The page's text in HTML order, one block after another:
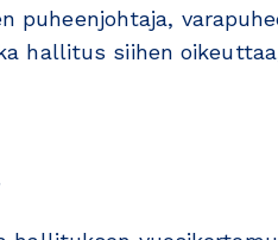
puheenjohtaja,
hallitus siihen